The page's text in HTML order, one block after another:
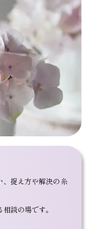
、捉え方や解決の糸
談の場です。